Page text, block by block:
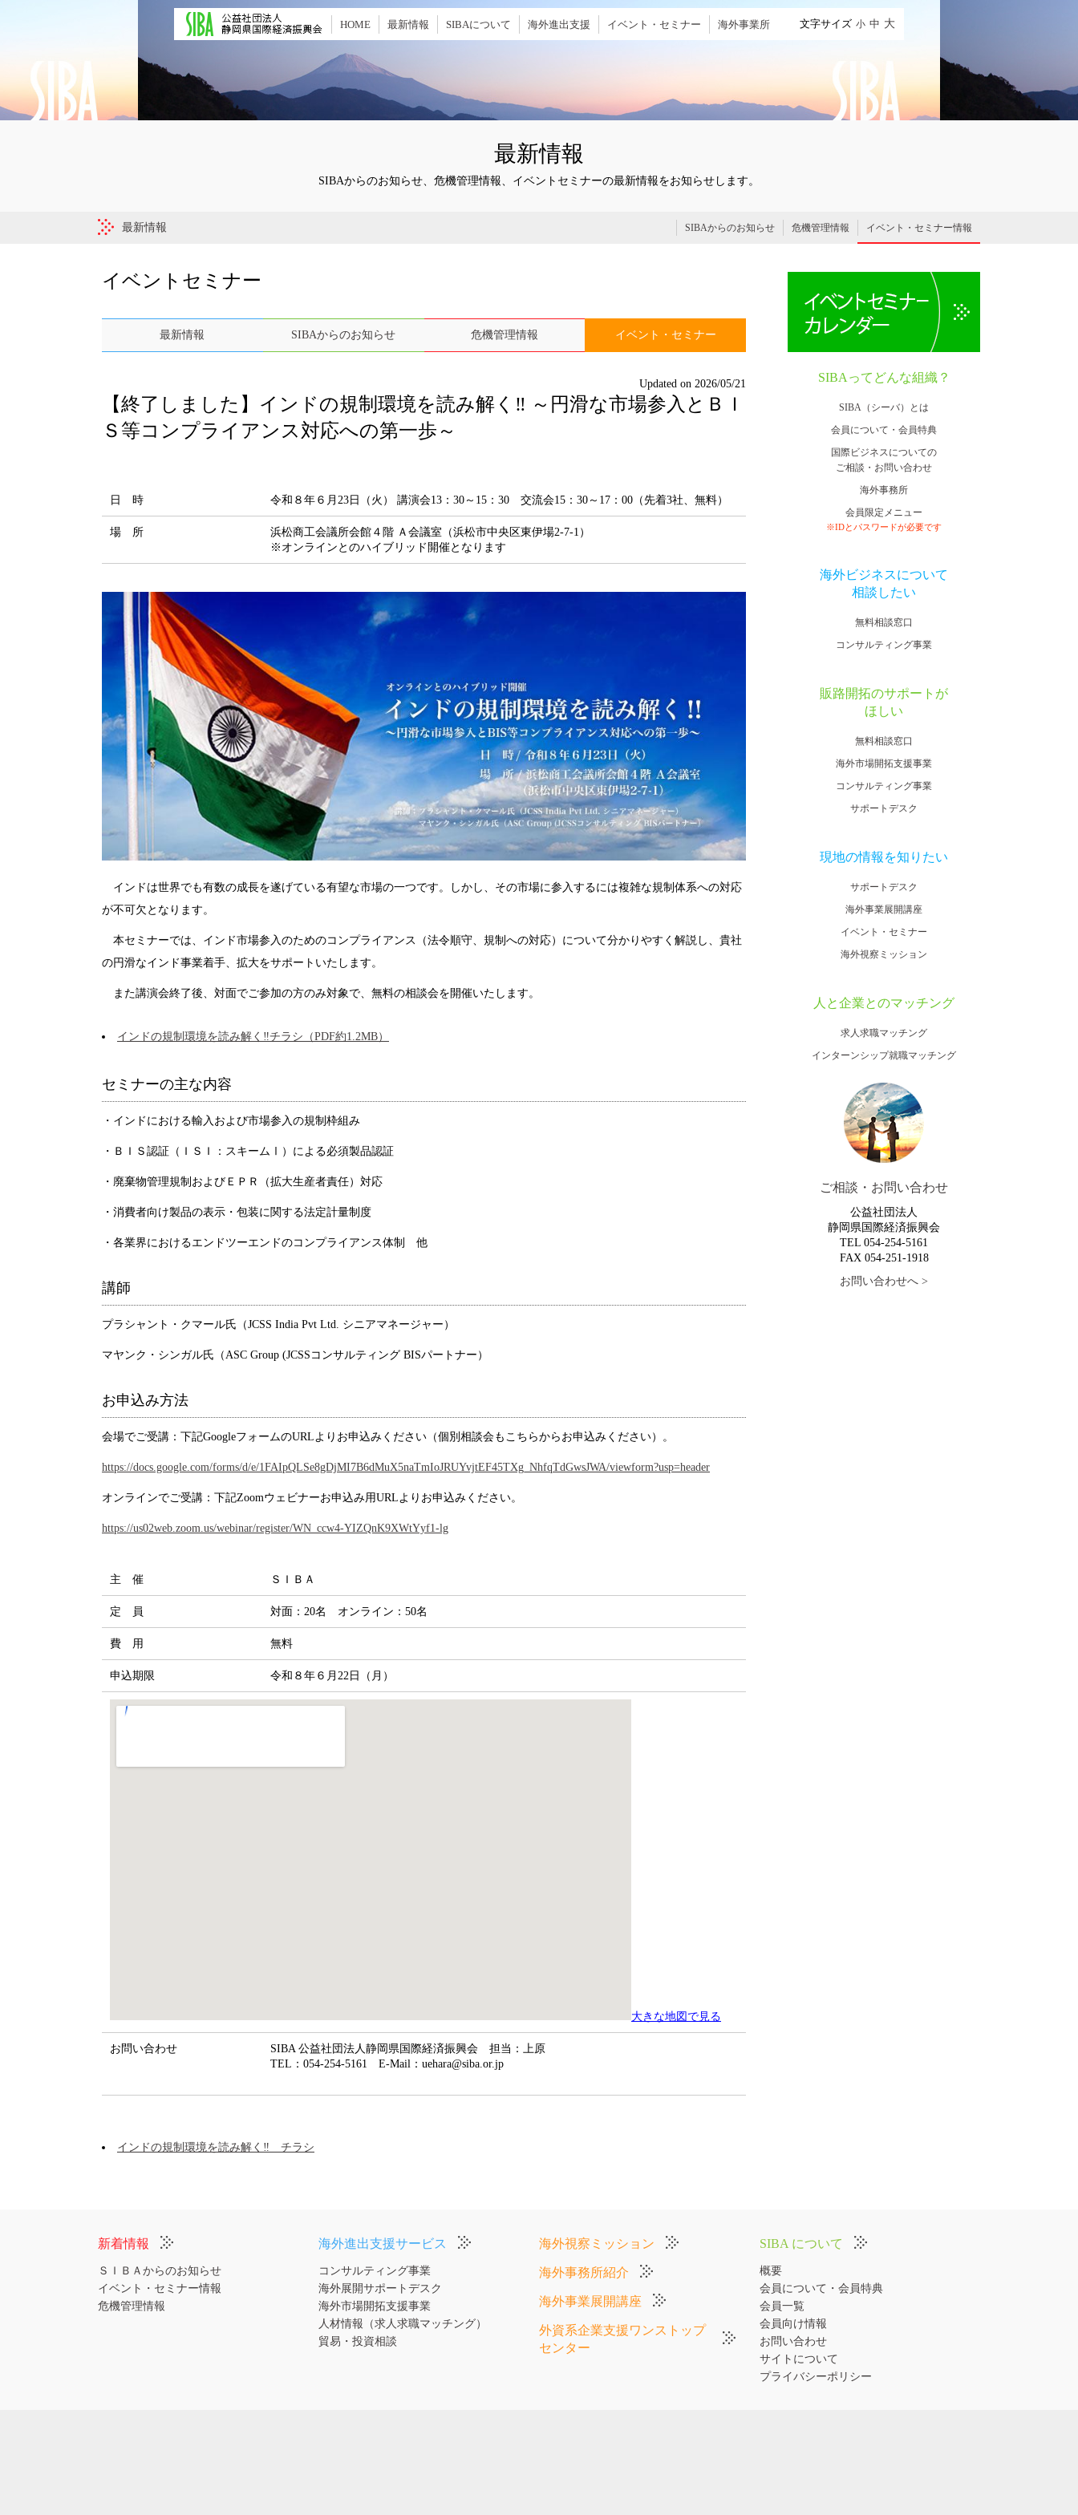
HOME 最新情報 SIBAについて 海外進出支援 イベント・セミナー 海外事業所 文字サイズ 小 中 大
最新情報
SIBAからのお知らせ、危機管理情報、イベントセミナーの最新情報をお知らせします。
最新情報 SIBAからのお知らせ 危機管理情報 イベント・セミナー情報
イベントセミナー
最新情報 SIBAからのお知らせ 危機管理情報 イベント・セミナー
Updated on 2026/05/21
【終了しました】インドの規制環境を読み解く‼ ～円滑な市場参入とＢＩ
Ｓ等コンプライアンス対応への第一歩～
日 時 令和８年６月23日（火） 講演会13：30～15：30 交流会15：30～17：00（先着3社、無料）
場 所
浜松商工会議所会館４階 Ａ会議室（浜松市中央区東伊場2-7-1）
※オンラインとのハイブリッド開催となります
インドは世界でも有数の成長を遂げている有望な市場の一つです。しかし、その市場に参入するには複雑な規制体系への対応
が不可欠となります。
本セミナーでは、インド市場参入のためのコンプライアンス（法令順守、規制への対応）について分かりやすく解説し、貴社
の円滑なインド事業着手、拡大をサポートいたします。
また講演会終了後、対面でご参加の方のみ対象で、無料の相談会を開催いたします。
インドの規制環境を読み解く‼チラシ（PDF約1.2MB）
セミナーの主な内容
・インドにおける輸入および市場参入の規制枠組み
・ＢＩＳ認証（ＩＳＩ：スキームⅠ）による必須製品認証
・廃棄物管理規制およびＥＰＲ（拡大生産者責任）対応
・消費者向け製品の表示・包装に関する法定計量制度
・各業界におけるエンドツーエンドのコンプライアンス体制 他
講師
プラシャント・クマール氏（JCSS India Pvt Ltd. シニアマネージャー）
マヤンク・シンガル氏（ASC Group (JCSSコンサルティング BISパートナー）
お申込み方法
会場でご受講：下記GoogleフォームのURLよりお申込みください（個別相談会もこちらからお申込みください）。
https://docs.google.com/forms/d/e/1FAIpQLSe8gDjMI7B6dMuX5naTmIoJRUYvjtEF45TXg_NhfqTdGwsJWA/viewform?usp=header
オンラインでご受講：下記Zoomウェビナーお申込み用URLよりお申込みください。
https://us02web.zoom.us/webinar/register/WN_ccw4-YIZQnK9XWtYyf1-lg
主 催 ＳＩＢＡ
定 員 対面：20名 オンライン：50名
費 用 無料
申込期限 令和８年６月22日（月）
大きな地図で見る
お問い合わせ
SIBA 公益社団法人静岡県国際経済振興会 担当：上原
TEL：054-254-5161 E-Mail：uehara@siba.or.jp
インドの規制環境を読み解く‼ チラシ
SIBAってどんな組織？
SIBA（シーバ）とは
会員について・会員特典
国際ビジネスについての
ご相談・お問い合わせ
海外事務所
会員限定メニュー
※IDとパスワードが必要です
海外ビジネスについて
相談したい
無料相談窓口
コンサルティング事業
販路開拓のサポートが
ほしい
無料相談窓口
海外市場開拓支援事業
コンサルティング事業
サポートデスク
現地の情報を知りたい
サポートデスク
海外事業展開講座
イベント・セミナー
海外視察ミッション
人と企業とのマッチング
求人求職マッチング
インターンシップ就職マッチング
ご相談・お問い合わせ
公益社団法人
静岡県国際経済振興会
TEL 054-254-5161
FAX 054-251-1918
お問い合わせへ >
新着情報
ＳＩＢＡからのお知らせ
イベント・セミナー情報
危機管理情報
海外進出支援サービス
コンサルティング事業
海外展開サポートデスク
海外市場開拓支援事業
人材情報（求人求職マッチング）
貿易・投資相談
海外視察ミッション
海外事務所紹介
海外事業展開講座
外資系企業支援ワンストップ
センター
SIBA について
概要
会員について・会員特典
会員一覧
会員向け情報
お問い合わせ
サイトについて
プライバシーポリシー